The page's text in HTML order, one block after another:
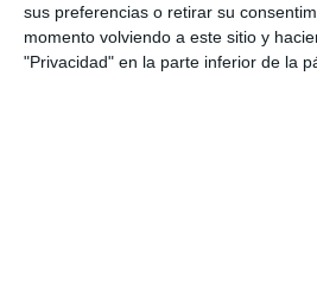
sus preferencias o retirar su
momento volviendo a este sitio y
"Privacidad" en la parte inferior de la
y en la satisfacción del cliente final."
Si quiere recibir diariamente y
esta, pinche aquí